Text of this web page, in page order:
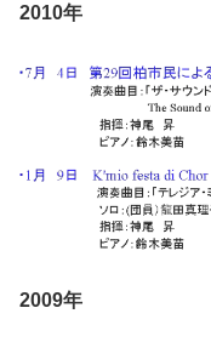
2010年
2009年